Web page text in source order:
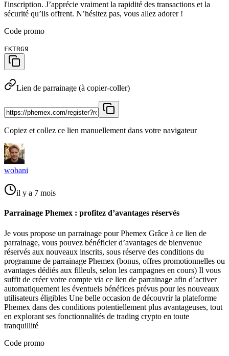
l'inscription. J’apprécie vraiment la rapidité des transactions et la
sécurité qu’ils offrent. N’hésitez pas, vous allez adorer !
Code promo
FKTRG9
Lien de parrainage (à copier-coller)
Copiez et collez ce lien manuellement dans votre navigateur
wobani
il y a 7 mois
Parrainage Phemex : profitez d’avantages réservés
Je vous propose un parrainage pour Phemex Grâce à ce lien de
parrainage, vous pouvez bénéficier d’avantages de bienvenue
réservés aux nouveaux inscrits, sous réserve des conditions du
programme de parrainage Phemex (bonus, offres promotionnelles ou
avantages dédiés aux filleuls, selon les campagnes en cours) Il vous
suffit de créer votre compte via ce lien de parrainage afin d’activer
automatiquement les éventuels bénéfices prévus pour les nouveaux
utilisateurs éligibles Une belle occasion de découvrir la plateforme
Phemex dans des conditions potentiellement plus avantageuses, tout
en explorant ses fonctionnalités de trading crypto en toute
tranquillité
Code promo